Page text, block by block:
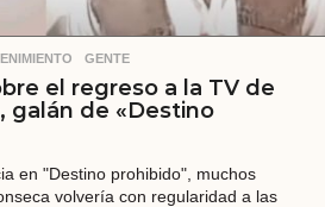
,GENTE
el regreso a la TV de
galán de «Destino
en "Destino prohibido", muchos
volvería con regularidad a las